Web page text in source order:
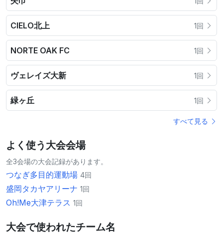
CIELO北上 1回
NORTE OAK FC 1回
ヴェレイズ大新 1回
緑ヶ丘 1回
すべて見る
よく使う大会会場
全3会場の大会記録があります。
つなぎ多目的運動場 4回
盛岡タカヤアリーナ 1回
Oh!Me大津テラス 1回
大会で使われたチーム名